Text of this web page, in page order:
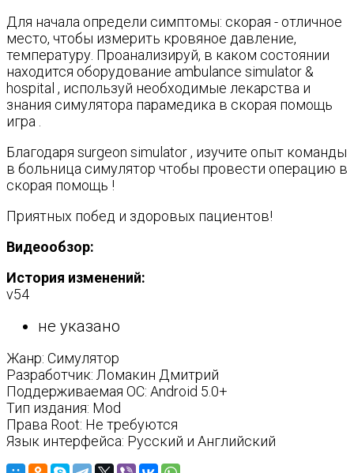
Для начала определи симптомы: скорая - отличное
место, чтобы измерить кровяное давление,
температуру. Проанализируй, в каком состоянии
находится оборудование ambulance simulator &
hospital , используй необходимые лекарства и
знания симулятора парамедика в скорая помощь
игра .
Благодаря surgeon simulator , изучите опыт команды
в больница симулятор чтобы провести операцию в
скорая помощь !
Приятных побед и здоровых пациентов!
Видеообзор:
История изменений:
v54
не указано
Жанр: Симулятор
Разработчик: Ломакин Дмитрий
Поддерживаемая ОС: Android 5.0+
Тип издания: Mod
Права Root: Не требуются
Язык интерфейса: Русский и Английский